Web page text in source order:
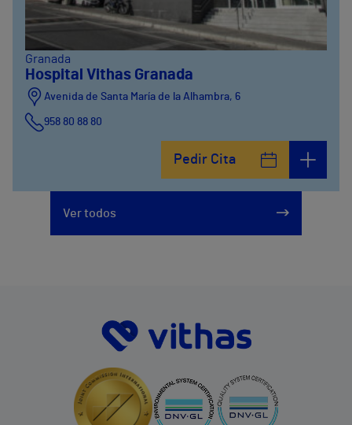
Granada
Hospital Vithas Granada
Avenida de Santa María de la Alhambra, 6
958 80 88 80
Pedir Cita
Ver todos